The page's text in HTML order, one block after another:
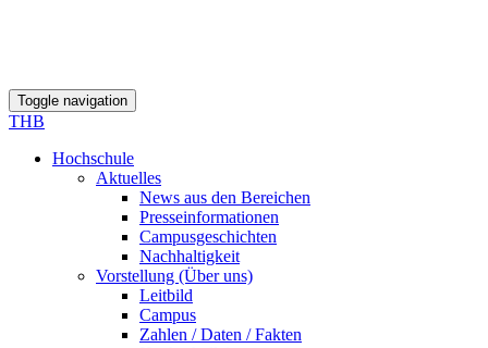
Toggle navigation
THB
Hochschule
Aktuelles
News aus den Bereichen
Presseinformationen
Campusgeschichten
Nachhaltigkeit
Vorstellung (Über uns)
Leitbild
Campus
Zahlen / Daten / Fakten